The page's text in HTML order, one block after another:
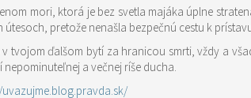
mori, ktorá je bez svetla majáka úplne
pretože nenašla bezpečnú cestu k
tvojom ďalšom bytí za hranicou smrti, vždy a
a večnej ríše ducha.